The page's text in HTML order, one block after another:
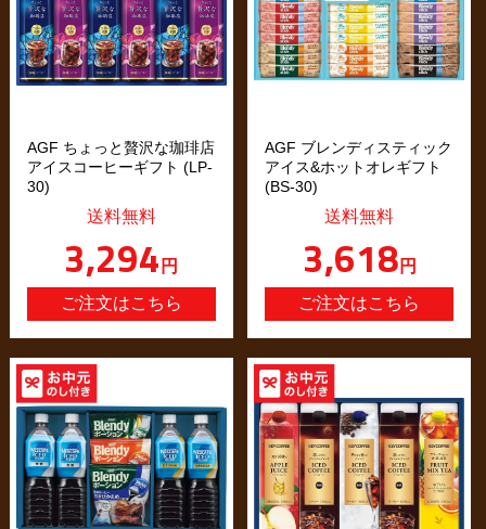
AGF ちょっと贅沢な珈琲店
アイスコーヒーギフト (LP-
30)
送料無料
3,294円
AGF ブレンディスティック
アイス&ホットオレギフト
(BS-30)
送料無料
3,618円